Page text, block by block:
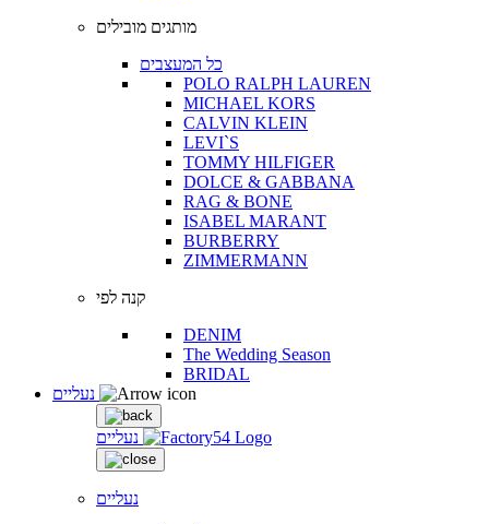
מותגים מובילים
כל המעצבים
POLO RALPH LAUREN
MICHAEL KORS
CALVIN KLEIN
LEVI`S
TOMMY HILFIGER
DOLCE & GABBANA
RAG & BONE
ISABEL MARANT
BURBERRY
ZIMMERMANN
קנה לפי
DENIM
The Wedding Season
BRIDAL
נעליים
נעליים